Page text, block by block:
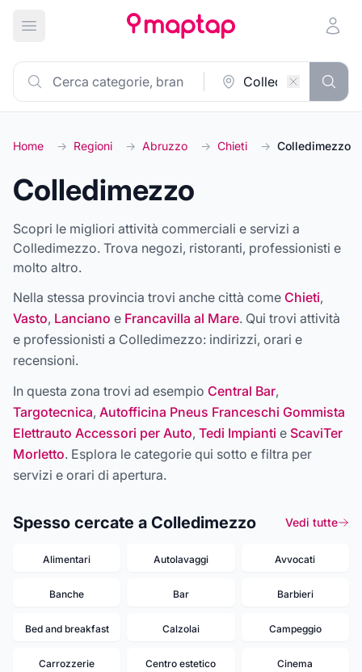
Apri menu principale
Home → Regioni → Abruzzo → Chieti → Colledimezzo
Colledimezzo
Scopri le migliori attività commerciali e servizi a
Colledimezzo. Trova negozi, ristoranti, professionisti e
molto altro.
Nella stessa provincia trovi anche città come Chieti,
Vasto, Lanciano e Francavilla al Mare. Qui trovi attività
e professionisti a Colledimezzo: indirizzi, orari e
recensioni.
In questa zona trovi ad esempio Central Bar,
Targotecnica, Autofficina Pneus Franceschi Gommista
Elettrauto Accessori per Auto, Tedi Impianti e ScaviTer
Morletto. Esplora le categorie qui sotto e filtra per
servizi e orari di apertura.
Spesso cercate a Colledimezzo Vedi tutte
Alimentari Autolavaggi Avvocati
Banche Bar Barbieri
Bed and breakfast Calzolai Campeggio
Carrozzerie Centro estetico Cinema